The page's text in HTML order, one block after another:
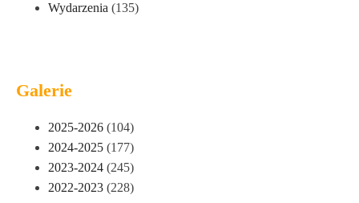
Wydarzenia (135)
Galerie
2025-2026 (104)
2024-2025 (177)
2023-2024 (245)
2022-2023 (228)